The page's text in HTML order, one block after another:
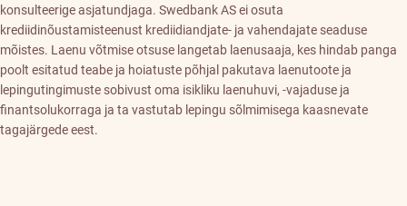
konsulteerige asjatundjaga. Swedbank AS ei osuta
krediidinõustamisteenust krediidiandjate- ja vahendajate seaduse
mõistes. Laenu võtmise otsuse langetab laenusaaja, kes hindab panga
poolt esitatud teabe ja hoiatuste põhjal pakutava laenutoote ja
lepingutingimuste sobivust oma isikliku laenuhuvi, -vajaduse ja
finantsolukorraga ja ta vastutab lepingu sõlmimisega kaasnevate
tagajärgede eest.